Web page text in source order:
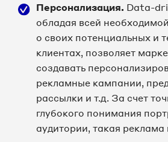
Персонализация. Data-
обладая всей
о своих потенциальных и
клиентах, позволяет
создавать
рекламные кампании,
рассылки и т.д. За счет
глубокого понимания
аудитории, такая реклама